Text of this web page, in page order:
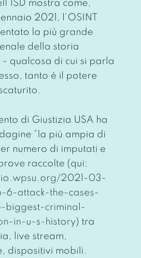
mostra come,
2021, l’OSINT
la più grande
della storia
qualcosa di cui si parla
tanto è il potere
di Giustizia USA ha
“la più ampia di
numero di imputati e
raccolte (qui:
2021-03-
6-attack-the-cases-
biggest-criminal-
in-u-s-history) tra
live stream,
dispositivi mobili.